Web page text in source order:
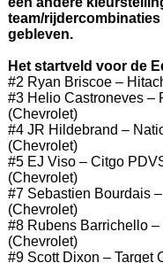
team/
gebleven.
Het startveld voor de
#2 Ryan Briscoe –
#3 Helio Castroneves –
(Chevrolet)
#4 JR Hildebrand –
(Chevrolet)
#5 EJ Viso – Citgo
(Chevrolet)
#7 Sebastien Bourdais
(Chevrolet)
#8 Rubens Barrichello
(Chevrolet)
#9 Scott Dixon – Target